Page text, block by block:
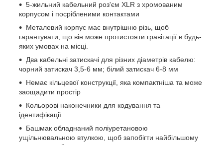
5-жильний кабельний роз'єм XLR з хромованим
корпусом і посрібленими контактами
Металевий корпус має внутрішню різь, щоб
гарантувати, що він може протистояти гравітації в будь-
яких умовах на місці.
Два кабельні затискачі для різних діаметрів кабелю:
чорний затискач 3,5-6 мм; білий затискач 6-8 мм
Немає кільцевої конструкції, яка компактніша та може
заощадити простір
Кольорові наконечники для кодування та
ідентифікації
Башмак обладнаний поліуретановою
ущільнювальною втулкою, щоб запобігти найбільшому